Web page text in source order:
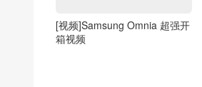
[视频]Samsung Omnia 超强开
箱视频